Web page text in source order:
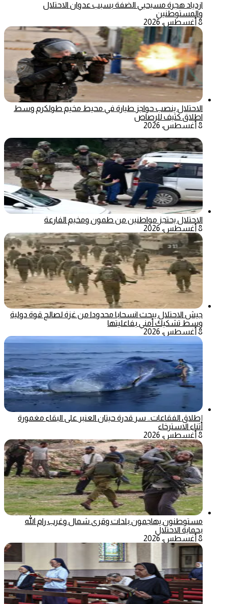
ازدياد هجرة مسيحيي الضفة بسبب عدوان الاحتلال
والمستوطنين
8 أغسطس، 2026
الاحتلال ينصب حواجز طيارة في محيط مخيم طولكرم وسط
اطلاق كثيف للرصاص
8 أغسطس، 2026
الاحتلال يحتجز مواطنين من طمون ومخيم الفارعة
8 أغسطس، 2026
جيش الاحتلال يبحث انسحابا محدودا من غزة لصالح قوة دولية
وسط تشكيك أمني بفاعليتها
8 أغسطس، 2026
إطلاق الفقاعات.. سر قدرة حيتان العنبر على البقاء مغمورة
أثناء الاسترخاء
8 أغسطس، 2026
مستوطنون يهاجمون بلدات وقرى شمال وغرب رام الله
بحماية الاحتلال
8 أغسطس، 2026